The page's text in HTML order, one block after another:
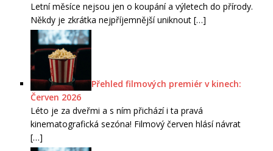
Letní měsíce nejsou jen o koupání a výletech do přírody.
Někdy je zkrátka nejpříjemnější uniknout […]
Přehled filmových premiér v kinech:
Červen 2026
Léto je za dveřmi a s ním přichází i ta pravá
kinematografická sezóna! Filmový červen hlásí návrat
[…]